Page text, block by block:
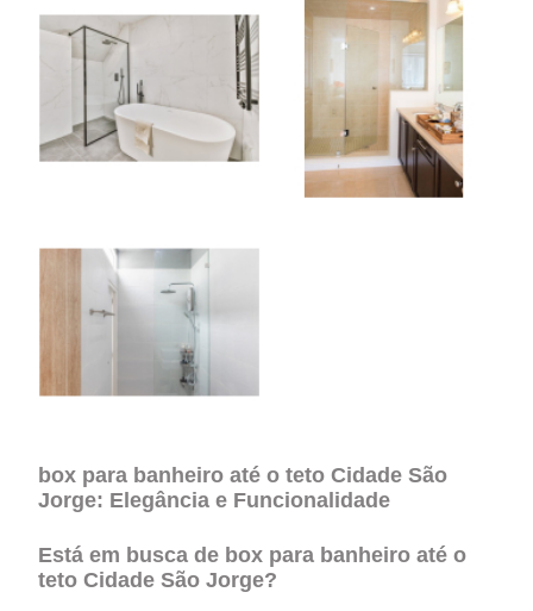
box para banheiro até o teto Cidade São
Jorge: Elegância e Funcionalidade
Está em busca de box para banheiro até o
teto Cidade São Jorge?